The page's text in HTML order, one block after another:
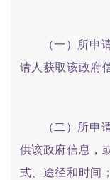
（一）所申
请人获取该政府
（二）所申
供该政府信息，
式、途径和时间；